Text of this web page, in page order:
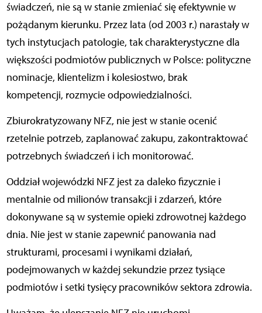
świadczeń, nie są w stanie zmieniać się efektywnie w
pożądanym kierunku. Przez lata (od 2003 r.) narastały w
tych instytucjach patologie, tak charakterystyczne dla
większości podmiotów publicznych w Polsce: polityczne
nominacje, klientelizm i kolesiostwo, brak
kompetencji, rozmycie odpowiedzialności.
Zbiurokratyzowany NFZ, nie jest w stanie ocenić
rzetelnie potrzeb, zaplanować zakupu, zakontraktować
potrzebnych świadczeń i ich monitorować.
Oddział wojewódzki NFZ jest za daleko fizycznie i
mentalnie od milionów transakcji i zdarzeń, które
dokonywane są w systemie opieki zdrowotnej każdego
dnia. Nie jest w stanie zapewnić panowania nad
strukturami, procesami i wynikami działań,
podejmowanych w każdej sekundzie przez tysiące
podmiotów i setki tysięcy pracowników sektora zdrowia.